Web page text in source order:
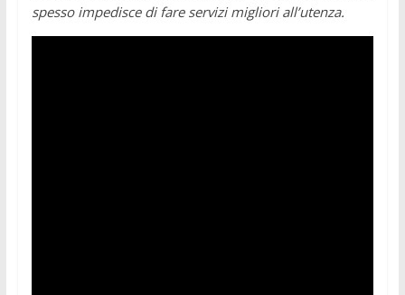
spesso impedisce di fare servizi migliori all’utenza.